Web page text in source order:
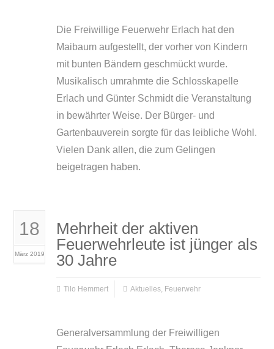
Die Freiwillige Feuerwehr Erlach hat den
Maibaum aufgestellt, der vorher von Kindern
mit bunten Bändern geschmückt wurde.
Musikalisch umrahmte die Schlosskapelle
Erlach und Günter Schmidt die Veranstaltung
in bewährter Weise. Der Bürger- und
Gartenbauverein sorgte für das leibliche Wohl.
Vielen Dank allen, die zum Gelingen
beigetragen haben.
18
März 2019
Mehrheit der aktiven
Feuerwehrleute ist jünger als
30 Jahre
Tilo Hemmert Aktuelles, Feuerwehr
Generalversammlung der Freiwilligen